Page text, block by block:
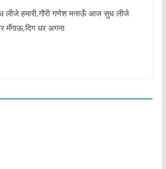
हमारी,गौरी गणेश मनाऊँ आज सुध लीजे
मँगाऊ,दिग धर अगना